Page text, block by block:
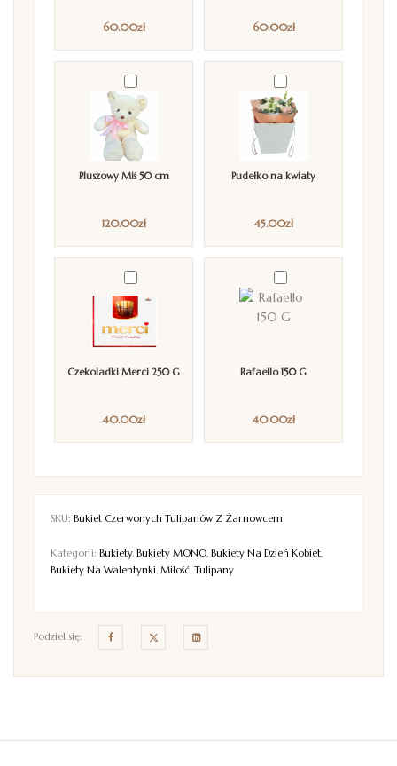
60.00zł 60.00zł
Pluszowy Miś 50 cm
120.00zł
Pudełko na kwiaty
45.00zł
Czekoladki Merci 250 G
40.00zł
Rafaello 150 G
40.00zł
SKU: Bukiet Czerwonych Tulipanów Z Żarnowcem
Kategorii: Bukiety, Bukiety MONO, Bukiety Na Dzień Kobiet,
Bukiety Na Walentynki, Miłość, Tulipany
Podziel się: